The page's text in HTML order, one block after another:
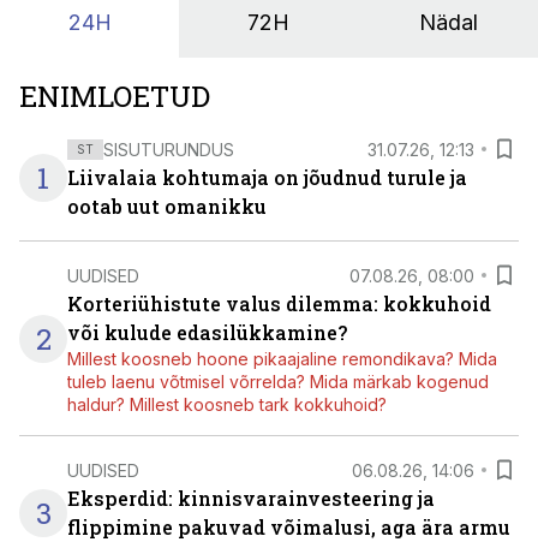
24H 72H Nädal
ENIMLOETUD
1
ST SISUTURUNDUS 31.07.26, 12:13
Liivalaia kohtumaja on jõudnud turule ja
ootab uut omanikku
2
UUDISED 07.08.26, 08:00
Korteriühistute valus dilemma: kokkuhoid
või kulude edasilükkamine?
Millest koosneb hoone pikaajaline remondikava? Mida
tuleb laenu võtmisel võrrelda? Mida märkab kogenud
haldur? Millest koosneb tark kokkuhoid?
3
UUDISED 06.08.26, 14:06
Eksperdid: kinnisvarainvesteering ja
flippimine pakuvad võimalusi, aga ära armu